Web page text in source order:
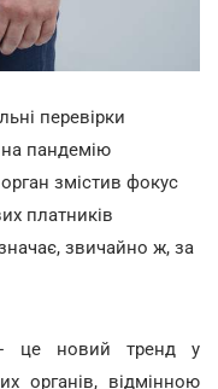
перевірки
на пандемію
змістив фокус
платників
звичайно ж, за
- це новий тренд у
органів, відмінною